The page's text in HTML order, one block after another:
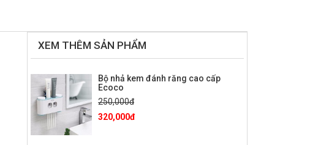
XEM THÊM SẢN PHẨM
Bộ nhả kem đánh răng cao cấp
Ecoco
250,000đ
320,000đ